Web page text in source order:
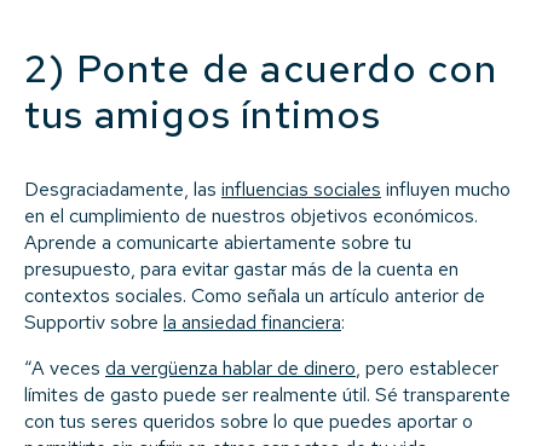
2) Ponte de acuerdo con
tus amigos íntimos
Desgraciadamente, las influencias sociales influyen mucho
en el cumplimiento de nuestros objetivos económicos.
Aprende a comunicarte abiertamente sobre tu
presupuesto, para evitar gastar más de la cuenta en
contextos sociales. Como señala un artículo anterior de
Supportiv sobre la ansiedad financiera:
“A veces da vergüenza hablar de dinero, pero establecer
límites de gasto puede ser realmente útil. Sé transparente
con tus seres queridos sobre lo que puedes aportar o